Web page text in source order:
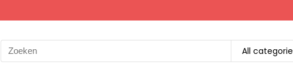
Search
for:
All